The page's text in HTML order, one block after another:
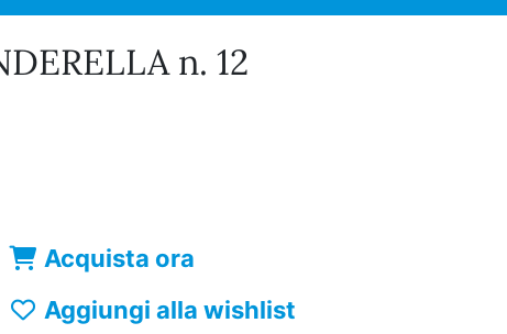
n. 12
Acquista ora
Aggiungi alla wishlist